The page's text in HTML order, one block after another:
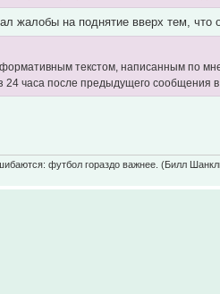
жалобы на поднятие вверх тем,
текстом, написанным по
24 часа после предыдущего сообщения
футбол гораздо важнее. (Билл